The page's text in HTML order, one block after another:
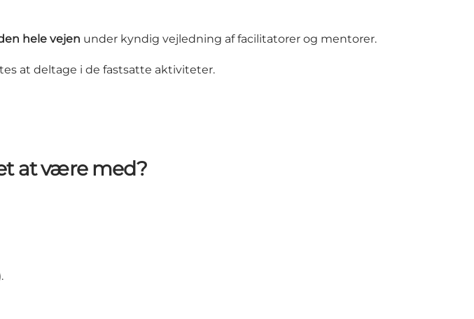
hele vejen under kyndig vejledning af facilitatorer og mentorer.
at deltage i de fastsatte aktiviteter.
at være med?